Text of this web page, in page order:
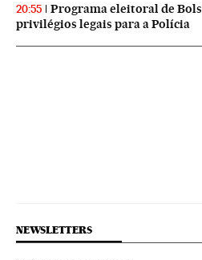
20:55
Programa eleitoral de
privilégios legais para a Polícia
NEWSLETTERS